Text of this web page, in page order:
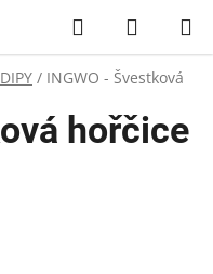
Hledat
KOŠÍK
/ INGWO - Švestková
hořčice